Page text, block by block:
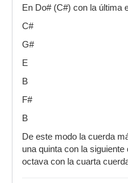
En Do# (C#) con la última
C#
G#
E
B
F#
B
De este modo la cuerda
una quinta con la
octava con la cuarta